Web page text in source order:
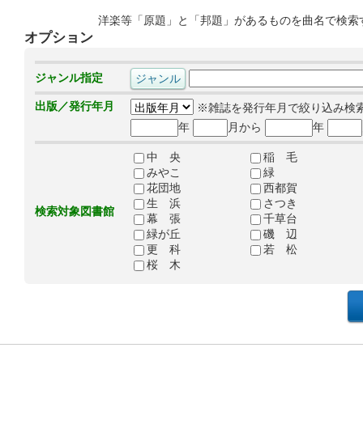
洋楽等「原題」と「邦題」があるものを曲名で検
オプション
ジャンル指定
出版／発行年月
※雑誌を発行年月で絞り込み検
年
月から 年
検索対象図書館
中 央
稲 毛
みやこ
緑
花団地
西都賀
生 浜
さつき
幕 張
千草台
緑が丘
磯 辺
更 科
若 松
桜 木